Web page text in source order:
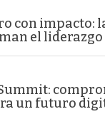
con impacto:
el
un futuro